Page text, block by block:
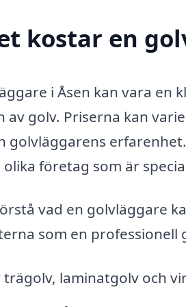
kostar en
i Åsen kan vara
av golv. Priserna kan
golvläggarens
företag som är
vad en golvläggare
som en professionell
laminatgolv och